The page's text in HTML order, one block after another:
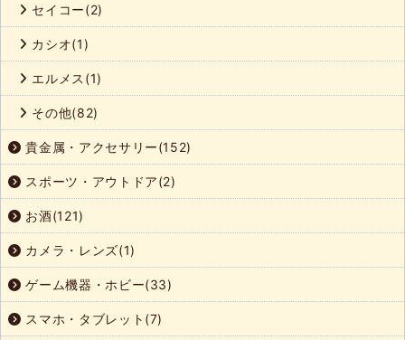
セイコー(2)
カシオ(1)
エルメス(1)
その他(82)
貴金属・アクセサリー(152)
スポーツ・アウトドア(2)
お酒(121)
カメラ・レンズ(1)
ゲーム機器・ホビー(33)
スマホ・タブレット(7)